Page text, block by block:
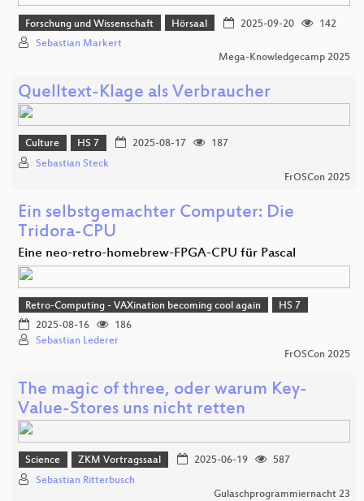
Forschung und Wissenschaft Hörsaal 2025-09-20
142
Sebastian Markert
Mega-Knowledgecamp 2025
Quelltext-Klage als Verbraucher
Culture HS 7 2025-08-17
187
Sebastian Steck
FrOSCon 2025
Ein selbstgemachter Computer: Die
Tridora-CPU
Eine neo-retro-homebrew-FPGA-CPU für Pascal
Retro-Computing - VAXination becoming cool again
HS 7
2025-08-16
186
Sebastian Lederer
FrOSCon 2025
The magic of three, oder warum Key-
Value-Stores uns nicht retten
Science ZKM Vortragssaal 2025-06-19
587
Sebastian Ritterbusch
Gulaschprogrammiernacht 23